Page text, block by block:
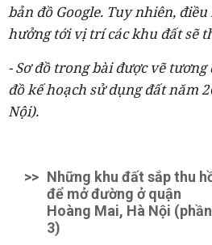
bản đồ Google. Tuy nhiên,
hưởng tới vị trí các khu đất sẽ
- Sơ đồ trong bài được vẽ
đồ kế hoạch sử dụng đất năm
Nội).
>> Những khu đất sắp thu
để mở đường ở quận
Hoàng Mai, Hà Nội (phần
3)